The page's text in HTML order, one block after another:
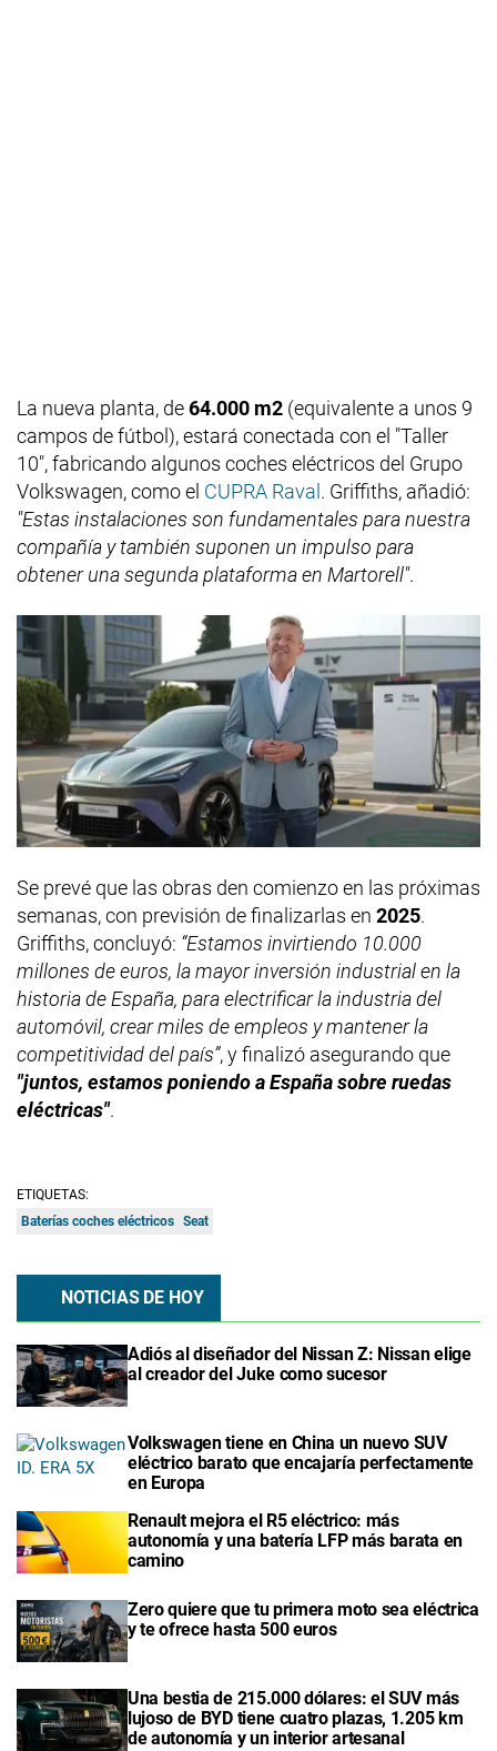
La nueva planta, de64.000 m2 (equivalente a unos 9
campos de fútbol), estará conectada con el "Taller
10", fabricando algunos coches eléctricos del Grupo
Volkswagen, como el CUPRA Raval. Griffiths, añadió:
"Estas instalaciones son fundamentales para nuestra
compañía y también suponen un impulso para
obtener una segunda plataforma en Martorell".
Se prevé que las obras den comienzo en las próximas
semanas, con previsión de finalizarlas en 2025.
Griffiths, concluyó: “Estamos invirtiendo 10.000
millones de euros, la mayor inversión industrial en la
historia de España, para electrificar la industria del
automóvil, crear miles de empleos y mantener la
competitividad del país”, y finalizó asegurando que
"juntos, estamos poniendo a España sobre ruedas
eléctricas".
ETIQUETAS:
Baterías coches eléctricos Seat
NOTICIAS DE HOY
Adiós al diseñador del Nissan Z: Nissan elige
al creador del Juke como sucesor
Volkswagen tiene en China un nuevo SUV
eléctrico barato que encajaría perfectamente
en Europa
Renault mejora el R5 eléctrico: más
autonomía y una batería LFP más barata en
camino
Zero quiere que tu primera moto sea eléctrica
y te ofrece hasta 500 euros
Una bestia de 215.000 dólares: el SUV más
lujoso de BYD tiene cuatro plazas, 1.205 km
de autonomía y un interior artesanal